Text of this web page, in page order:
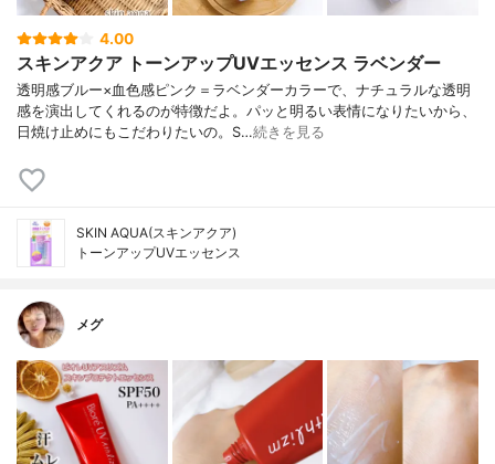
4.00
スキンアクア トーンアップUVエッセンス ラベンダー
透明感ブルー×血色感ピンク＝ラベンダーカラーで、ナチュラルな透明
感を演出してくれるのが特徴だよ。パッと明るい表情になりたいから、
日焼け止めにもこだわりたいの。S…続きを見る
SKIN AQUA(スキンアクア)
トーンアップUVエッセンス
メグ